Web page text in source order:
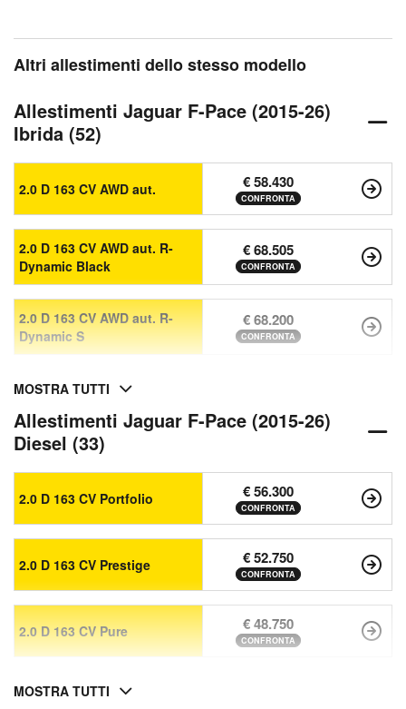
Altri allestimenti dello stesso modello
Allestimenti Jaguar F-Pace (2015-26)
Ibrida (52)
2.0 D 163 CV AWD aut. € 58.430
CONFRONTA
2.0 D 163 CV AWD aut. R-
Dynamic Black
€ 68.505
CONFRONTA
2.0 D 163 CV AWD aut. R-
Dynamic S
€ 68.200
CONFRONTA
MOSTRA TUTTI
Allestimenti Jaguar F-Pace (2015-26)
Diesel (33)
2.0 D 163 CV Portfolio € 56.300
CONFRONTA
2.0 D 163 CV Prestige € 52.750
CONFRONTA
2.0 D 163 CV Pure € 48.750
CONFRONTA
MOSTRA TUTTI